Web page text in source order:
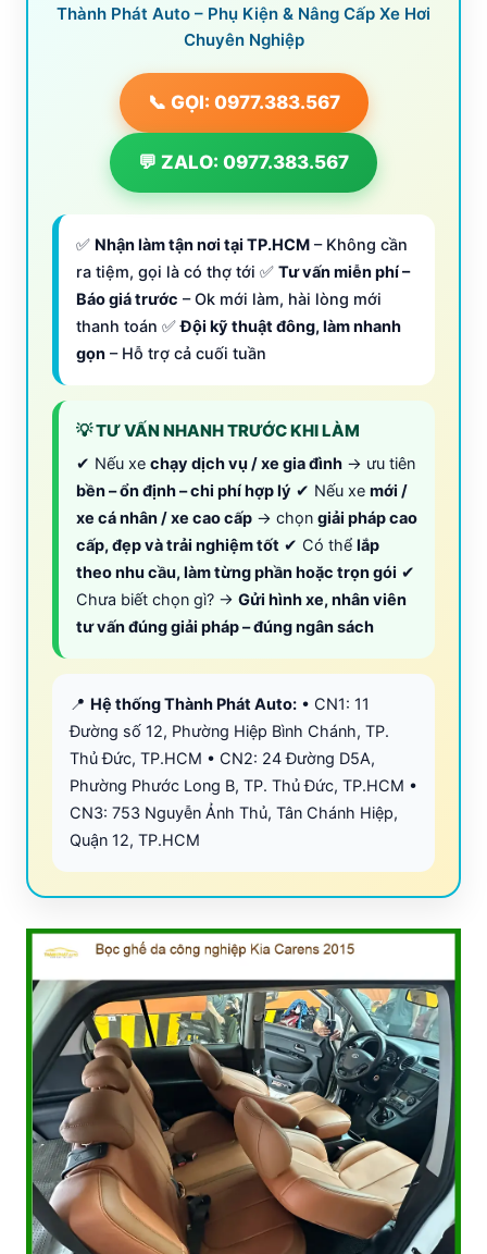
Thành Phát Auto – Phụ Kiện & Nâng Cấp Xe Hơi
Chuyên Nghiệp
📞 GỌI: 0977.383.567
💬 ZALO: 0977.383.567
✅ Nhận làm tận nơi tại TP.HCM – Không cần
ra tiệm, gọi là có thợ tới ✅ Tư vấn miễn phí –
Báo giá trước – Ok mới làm, hài lòng mới
thanh toán ✅Đội kỹ thuật đông, làm nhanh
gọn – Hỗ trợ cả cuối tuần
💡 TƯ VẤN NHANH TRƯỚC KHI LÀM
✔ Nếu xe chạy dịch vụ / xe gia đình → ưu tiên
bền – ổn định – chi phí hợp lý ✔ Nếu xe mới /
xe cá nhân / xe cao cấp → chọn giải pháp cao
cấp, đẹp và trải nghiệm tốt ✔ Có thể lắp
theo nhu cầu, làm từng phần hoặc trọn gói ✔
Chưa biết chọn gì? → Gửi hình xe, nhân viên
tư vấn đúng giải pháp – đúng ngân sách
📍 Hệ thống Thành Phát Auto: • CN1: 11
Đường số 12, Phường Hiệp Bình Chánh, TP.
Thủ Đức, TP.HCM • CN2: 24 Đường D5A,
Phường Phước Long B, TP. Thủ Đức, TP.HCM •
CN3: 753 Nguyễn Ảnh Thủ, Tân Chánh Hiệp,
Quận 12, TP.HCM